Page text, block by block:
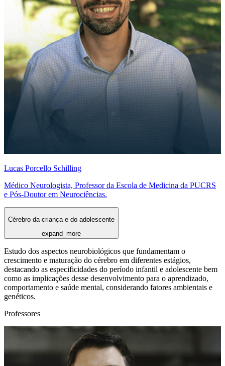
Lucas Porcello Schilling
Médico Neurologista, Professor da Escola de Medicina da PUCRS
e Pós-Doutor em Neurociências.
Cérebro da criança e do adolescente
expand_more
Estudo dos aspectos neurobiológicos que fundamentam o
crescimento e maturação do cérebro em diferentes estágios,
destacando as especificidades do período infantil e adolescente bem
como as implicações desse desenvolvimento para o aprendizado,
comportamento e saúde mental, considerando fatores ambientais e
genéticos.
Professores